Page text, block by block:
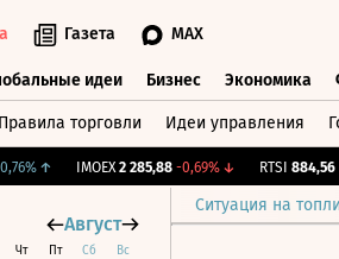
Газета MAX
идеи Бизнес Экономика
Правила торговли Идеи управления
↑ IMOEX 2 285,88 -0,69%↓ RTSI 884,56 -
Ситуация на
Август
Чт Пт Сб Вс